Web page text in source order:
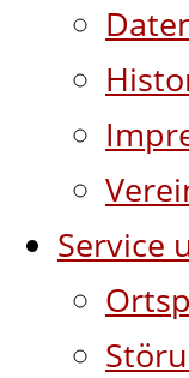
Service